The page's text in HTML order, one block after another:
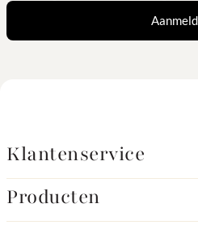
Klantenservice
Producten